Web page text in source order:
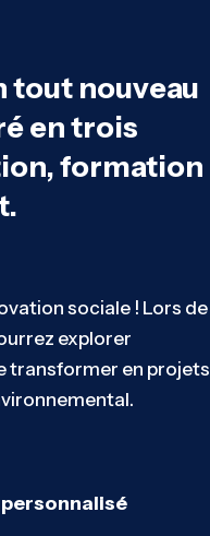
tout nouveau
en trois
formation
sociale ! Lors de
explorer
transformer en projets